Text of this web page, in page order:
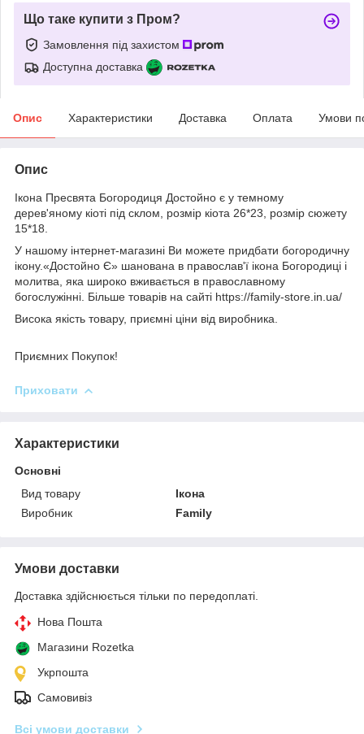
Що таке купити з Пром?
Замовлення під захистом
Доступна доставка
Опис Характеристики Доставка Оплата Умови
Опис
Ікона Пресвята Богородиця Достойно є у темному
дерев'яному кіоті під склом, розмір кіота 26*23, розмір сюжету
15*18.
У нашому інтернет-магазині Ви можете придбати богородичну
ікону.«Достойно Є» шанована в православ'ї ікона Богородиці і
молитва, яка широко вживається в православному
богослужінні. Більше товарів на сайті https://family-store.in.ua/
Висока якість товару, приємні ціни від виробника.
Приємних Покупок!
Приховати
Характеристики
Основні
Вид товару
Ікона
Виробник
Family
Умови доставки
Доставка здійснюється тільки по передоплаті.
Нова Пошта
Магазини Rozetka
Укрпошта
Самовивіз
Всі умови доставки